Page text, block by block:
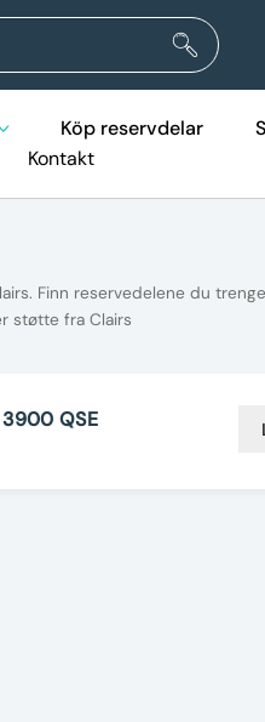
Köp reservdelar
Kontakt
Finn reservedelene du
støtte fra Clairs
QSE